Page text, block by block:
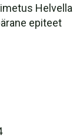
Helvella
epiteet